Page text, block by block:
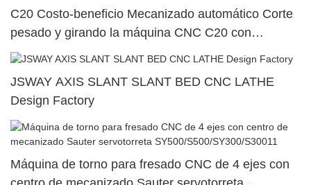
C20 Costo-beneficio Mecanizado automático Corte
pesado y girando la máquina CNC C20 con
contrapesado1
JSWAY AXIS SLANT SLANT BED CNC LATHE
Design Factory
Máquina de torno para fresado CNC de 4 ejes con